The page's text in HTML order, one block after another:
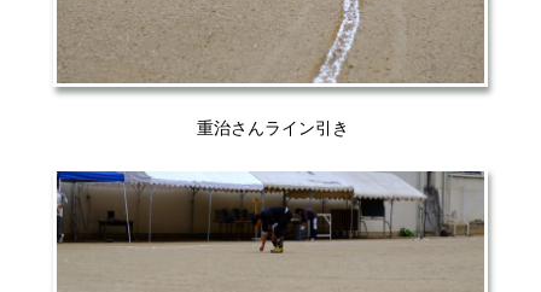
重治さんライン引き